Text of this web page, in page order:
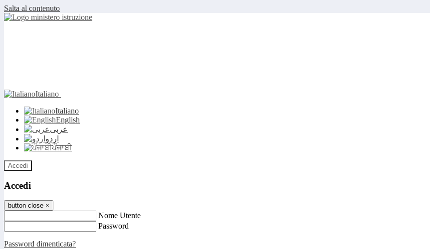
Salta al contenuto
Italiano
Italiano
English
عربى
اردو
ਪੰਜਾਬੀ
Accedi
Accedi
button close ×
Nome Utente
Password
Password dimenticata?